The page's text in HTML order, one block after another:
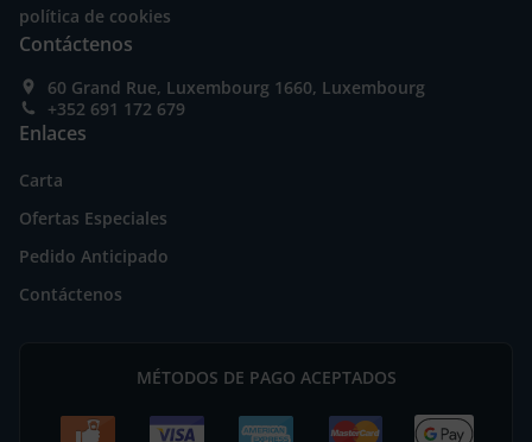
política de cookies
Contáctenos
60 Grand Rue, Luxembourg 1660, Luxembourg
+352 691 172 679
Enlaces
Carta
Ofertas Especiales
Pedido Anticipado
Contáctenos
MÉTODOS DE PAGO ACEPTADOS